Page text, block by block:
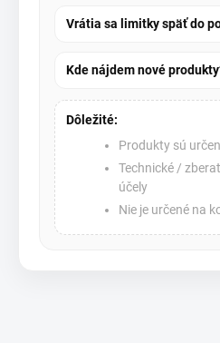
Vrátia sa limitky späť do
Kde nájdem nové
Dôležité:
Produkty sú
Technické /
účely
Nie je určené na